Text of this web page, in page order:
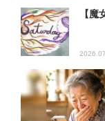
【